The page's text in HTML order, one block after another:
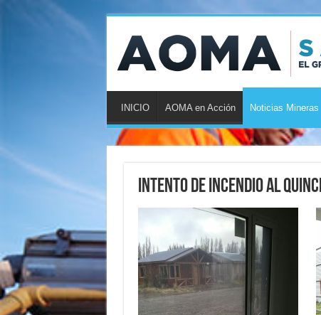
INICIO AOMA en Acción Noticias Mineras
Intento de incendio al